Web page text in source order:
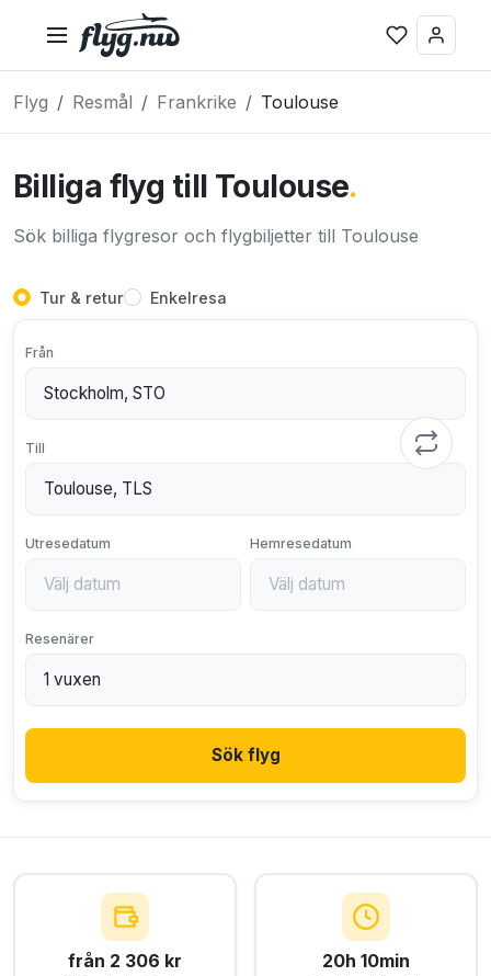
Flyg Resmål Frankrike Toulouse
Billiga flyg till Toulouse.
Sök billiga flygresor och flygbiljetter till Toulouse
Tur & retur Enkelresa
Från
Till
Utresedatum Hemresedatum
Resenärer
Sök flyg
från 2 306 kr 20h 10min